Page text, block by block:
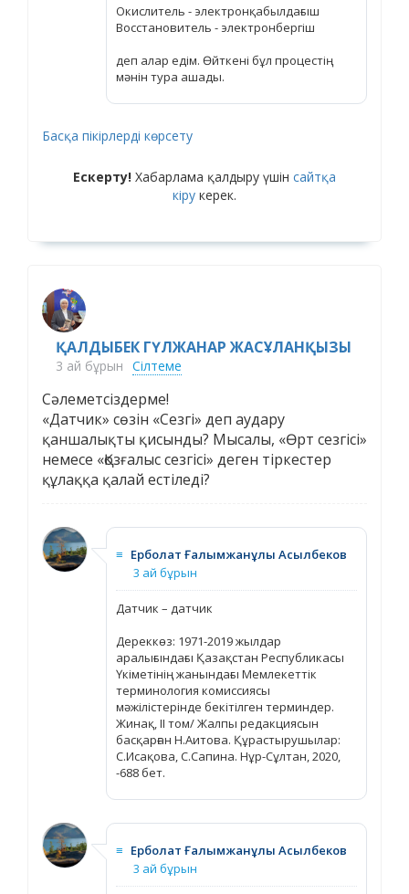
Окислитель - электронқабылдағыш
Восстановитель - электронбергіш
деп алар едім. Өйткені бұл процестің
мәнін тура ашады.
Басқа пікірлерді көрсету
Ескерту! Хабарлама қалдыру үшін сайтқа
кіру керек.
ҚАЛДЫБЕК ГҮЛЖАНАР ЖАСҰЛАНҚЫЗЫ
3 ай бұрын Сілтеме
Сәлеметсіздерме!
«Датчик» сөзін «Сезгі» деп аудару
қаншалықты қисынды? Мысалы, «Өрт сезгісі»
немесе «Қозғалыс сезгісі» деген тіркестер
құлаққа қалай естіледі?
≡ Ерболат Ғалымжанұлы Асылбеков
3 ай бұрын
Датчик – датчик
Дереккөз: 1971-2019 жылдар
аралығындағы Қазақстан Республикасы
Үкіметінің жанындағы Мемлекеттік
терминология комиссиясы
мәжілістерінде бекітілген терминдер.
Жинақ, ІІ том/ Жалпы редакциясын
басқарған Н.Аитова. Құрастырушылар:
С.Исақова, С.Сапина. Нұр-Сұлтан, 2020,
-688 бет.
≡ Ерболат Ғалымжанұлы Асылбеков
3 ай бұрын